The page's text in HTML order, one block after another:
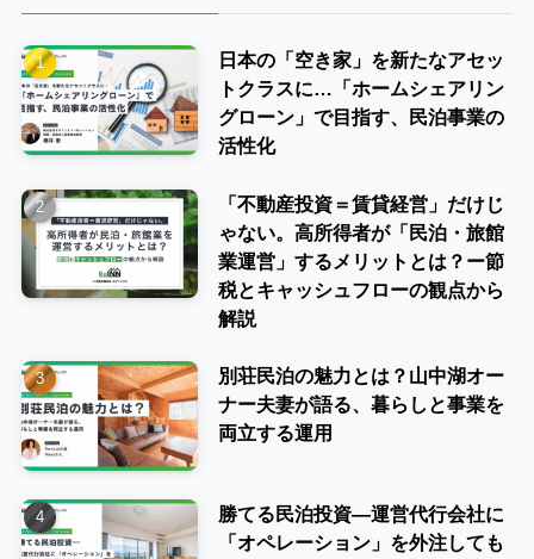
日本の「空き家」を新たなアセッ
トクラスに…「ホームシェアリン
グローン」で目指す、民泊事業の
活性化
「不動産投資＝賃貸経営」だけじ
ゃない。高所得者が「民泊・旅館
業運営」するメリットとは？ー節
税とキャッシュフローの観点から
解説
別荘民泊の魅力とは？山中湖オー
ナー夫妻が語る、暮らしと事業を
両立する運用
勝てる民泊投資―運営代行会社に
「オペレーション」を外注しても